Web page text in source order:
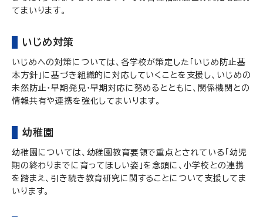
てまいります。
いじめ対策
いじめへの対策については、各学校が策定した「いじめ防止基
本方針」に基づき組織的に対応していくことを支援し、いじめの
未然防止・早期発見・早期対応に努めるとともに、関係機関との
情報共有や連携を強化してまいります。
幼稚園
幼稚園については、幼稚園教育要領で重点とされている「幼児
期の終わりまでに育ってほしい姿」を念頭に、小学校との連携
を踏まえ、引き続き教育研究に関することについて支援してま
いります。